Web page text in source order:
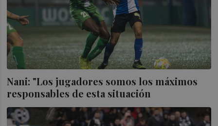
Nani: "Los jugadores somos los máximos
responsables de esta situación